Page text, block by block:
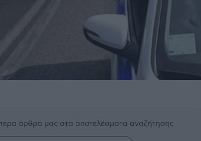
άρθρα μας στα αποτελέσματα αναζήτησης